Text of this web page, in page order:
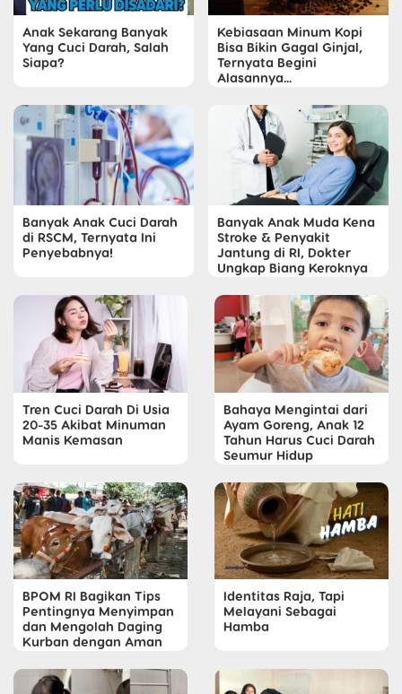
Anak Sekarang Banyak
Yang Cuci Darah, Salah
Siapa?
Kebiasaan Minum Kopi
Bisa Bikin Gagal Ginjal,
Ternyata Begini
Alasannya...
Banyak Anak Cuci Darah
di RSCM, Ternyata Ini
Penyebabnya!
Banyak Anak Muda Kena
Stroke & Penyakit
Jantung di RI, Dokter
Ungkap Biang Keroknya
Tren Cuci Darah Di Usia
20-35 Akibat Minuman
Manis Kemasan
Bahaya Mengintai dari
Ayam Goreng, Anak 12
Tahun Harus Cuci Darah
Seumur Hidup
BPOM RI Bagikan Tips
Pentingnya Menyimpan
dan Mengolah Daging
Kurban dengan Aman
Identitas Raja, Tapi
Melayani Sebagai
Hamba